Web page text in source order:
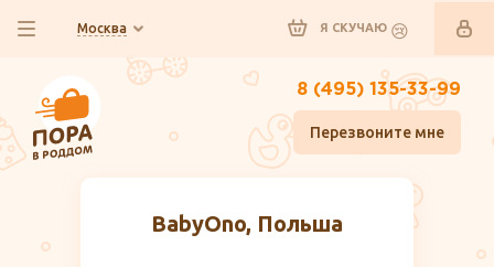
Москва Я СКУЧАЮ
8 (495) 135-33-99
Перезвоните мне
BabyOno, Польша